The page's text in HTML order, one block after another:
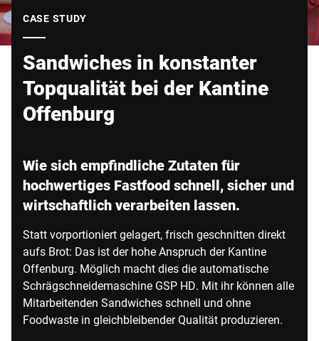
CASE STUDY
Sandwiches in konstanter
Topqualität bei der Kantine
Offenburg
Wie sich empfindliche Zutaten für
hochwertiges Fastfood schnell, sicher und
wirtschaftlich verarbeiten lassen.
Statt vorportioniert gelagert, frisch geschnitten direkt
aufs Brot: Das ist der hohe Anspruch der Kantine
Offenburg. Möglich macht dies die automatische
Schrägschneidemaschine GSP HD. Mit ihr können alle
Mitarbeitenden Sandwiches schnell und ohne
Foodwaste in gleichbleibender Qualität produzieren.